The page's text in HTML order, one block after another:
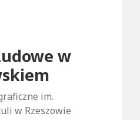
w
im.
w Rzeszowie